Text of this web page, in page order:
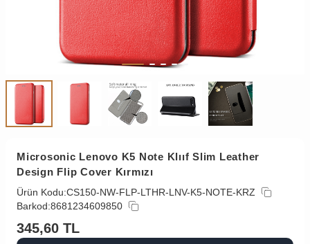
Microsonic Lenovo K5 Note Klııf Slim Leather
Design Flip Cover Kırmızı
Ürün Kodu:CS150-NW-FLP-LTHR-LNV-K5-NOTE-KRZ
Barkod:8681234609850
345,60 TL